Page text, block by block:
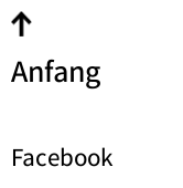
Anfang
Facebook